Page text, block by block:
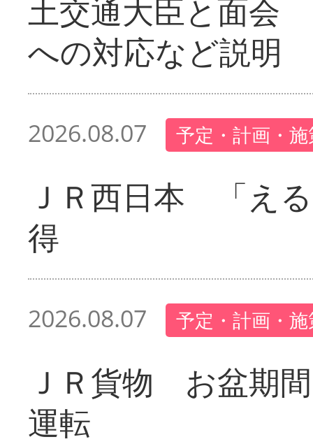
土交通大臣と面会
への対応など説明
2026.08.07 予定・計画・
ＪＲ西日本 「え
得
2026.08.07 予定・計画・
ＪＲ貨物 お盆期
運転